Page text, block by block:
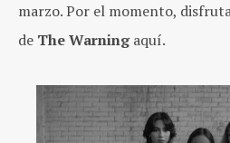
marzo. Por el momento,
de The Warningaquí.